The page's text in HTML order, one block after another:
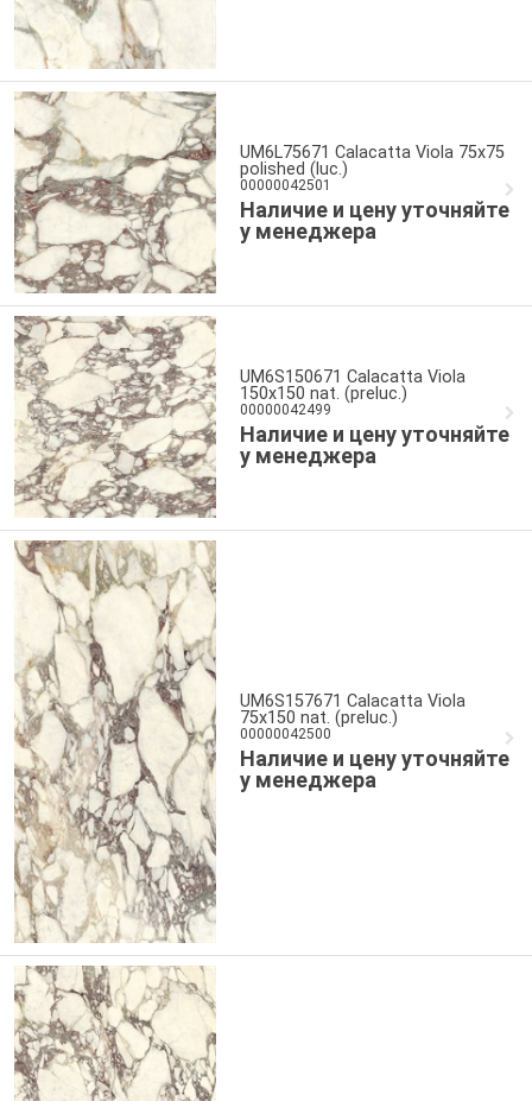
UM6L75671 Calacatta Viola 75x75
polished (luc.)
00000042501
Наличие и цену уточняйте
у менеджера
UM6S150671 Calacatta Viola
150x150 nat. (preluc.)
00000042499
Наличие и цену уточняйте
у менеджера
UM6S157671 Calacatta Viola
75x150 nat. (preluc.)
00000042500
Наличие и цену уточняйте
у менеджера